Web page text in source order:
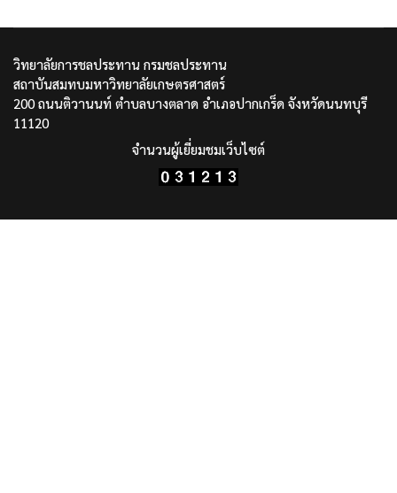
วิทยาลัยการชลประทาน กรมชลประทาน
สถาบันสมทบมหาวิทยาลัยเกษตรศาสตร์
200 ถนนติวานนท์ ตำบลบางตลาด อำเภอปากเกร็ด จังหวัดนนทบุรี
11120
จำนวนผู้เยี่ยมชมเว็บไซต์